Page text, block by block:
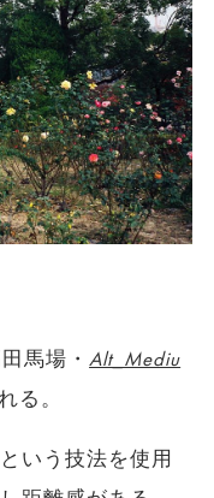
馬場・Alt_Mediu
る。
いう技法を使用